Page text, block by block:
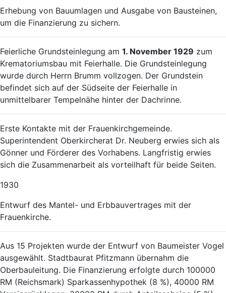
Erhebung von Bauumlagen und Ausgabe von Bausteinen,
um die Finanzierung zu sichern.
Feierliche Grundsteinlegung am 1. November 1929 zum
Krematoriumsbau mit Feierhalle. Die Grundsteinlegung
wurde durch Herrn Brumm vollzogen. Der Grundstein
befindet sich auf der Südseite der Feierhalle in
unmittelbarer Tempelnähe hinter der Dachrinne.
Erste Kontakte mit der Frauenkirchgemeinde.
Superintendent Oberkircherat Dr. Neuberg erwies sich als
Gönner und Förderer des Vorhabens. Langfristig erwies
sich die Zusammenarbeit als vorteilhaft für beide Seiten.
1930
Entwurf des Mantel- und Erbbauvertrages mit der
Frauenkirche.
Aus 15 Projekten wurde der Entwurf von Baumeister Vogel
ausgewählt. Stadtbaurat Pfitzmann übernahm die
Oberbauleitung. Die Finanzierung erfolgte durch 100000
RM (Reichsmark) Sparkassenhypothek (8 %), 40000 RM